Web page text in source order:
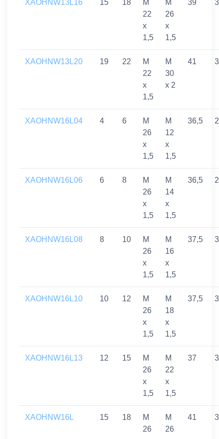
XAOHNW13L16 15 18
M
22
x
1,5
M
26
x
1,5
39
XAOHNW13L20 19 22
M
22
x
1,5
M
30
x 2
41
XAOHNW16L04 4 6
M
26
x
1,5
M
12
x
1,5
36,5
XAOHNW16L06 6 8
M
26
x
1,5
M
14
x
1,5
36,5
XAOHNW16L08 8 10
M
26
x
1,5
M
16
x
1,5
37,5
XAOHNW16L10 10 12
M
26
x
1,5
M
18
x
1,5
37,5
XAOHNW16L13 12 15
M
26
x
1,5
M
22
x
1,5
37
XAOHNW16L 15 18
M
26
M
26
41